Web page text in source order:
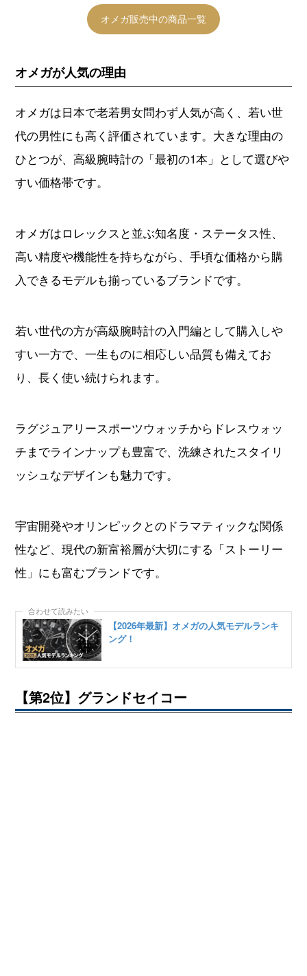
オメガ販売中の商品一覧
オメガが人気の理由
オメガは日本で老若男女問わず人気が高く、若い世
代の男性にも高く評価されています。大きな理由の
ひとつが、高級腕時計の「最初の1本」として選びや
すい価格帯です。
オメガはロレックスと並ぶ知名度・ステータス性、
高い精度や機能性を持ちながら、手頃な価格から購
入できるモデルも揃っているブランドです。
若い世代の方が高級腕時計の入門編として購入しや
すい一方で、一生ものに相応しい品質も備えてお
り、長く使い続けられます。
ラグジュアリースポーツウォッチからドレスウォッ
チまでラインナップも豊富で、洗練されたスタイリ
ッシュなデザインも魅力です。
宇宙開発やオリンピックとのドラマティックな関係
性など、現代の新富裕層が大切にする「ストーリー
性」にも富むブランドです。
【2026年最新】オメガの人気モデルランキ
ング！
【第2位】グランドセイコー